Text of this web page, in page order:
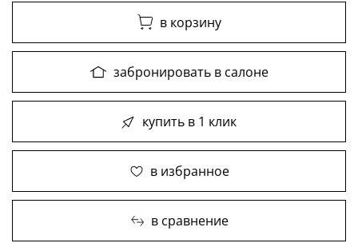
в корзину
забронировать в салоне
купить в 1 клик
в избранное
в сравнение